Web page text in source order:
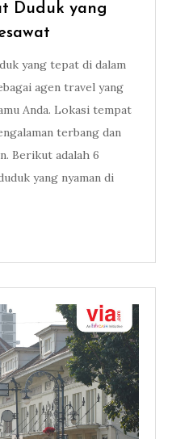
Duduk yang
yang tepat di dalam
agen travel yang
Anda. Lokasi tempat
terbang dan
Berikut adalah 6
yang nyaman di